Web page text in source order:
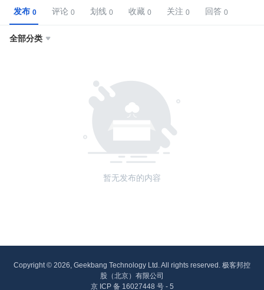
发布 评论 划线 收藏 关注 回答
全部分类 
暂无发布的内容
Copyright © 2026, Geekbang Technology Ltd. All rights reserved. 极客邦控
股（北京）有限公司
京 ICP 备 16027448 号 - 5